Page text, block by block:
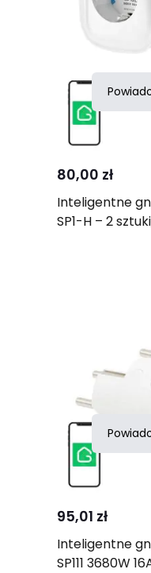
80,00 zł
Inteligentne
SP1-H – 2
95,01 zł
Inteligentne
SP111 3680W